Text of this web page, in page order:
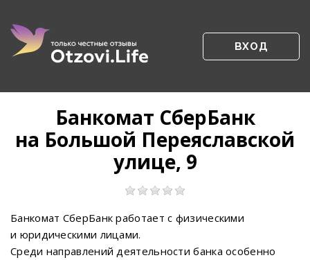
ВХОД
Банкомат СберБанк
на Большой Переяславской
улице, 9
Банкомат СберБанк работает с физическими
и юридическими лицами.
Среди направлений деятельности банка особенно